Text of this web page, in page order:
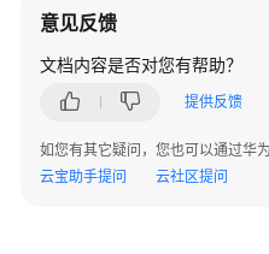
软
件
仲
裁
意见反馈
文档内容是否对您有帮助？
提供反馈
如您有其它疑问，您也可以通过华
云宝助手提问
云社区提问